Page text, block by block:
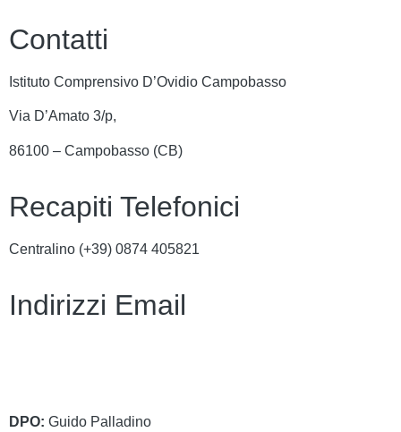
Contatti
Istituto Comprensivo D’Ovidio Campobasso
Via D’Amato 3/p,
86100 – Campobasso (CB)
Recapiti Telefonici
Centralino (+39) 0874 405821
Indirizzi Email
DPO: Guido Palladino